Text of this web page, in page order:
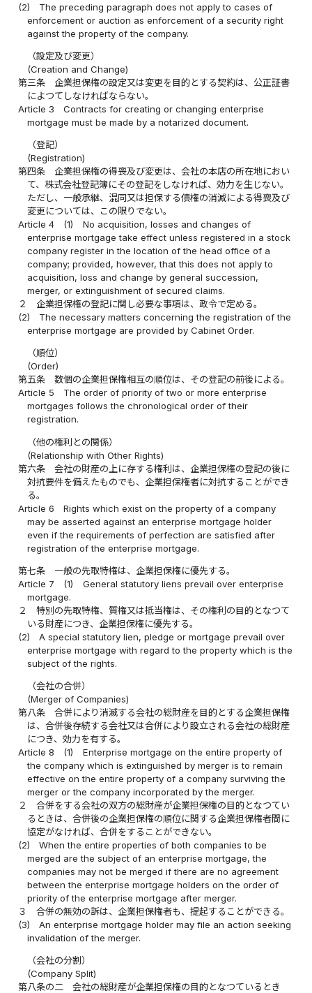
(2)
The preceding paragraph does not apply to cases of
enforcement or auction as enforcement of a security right
against the property of the company.
（設定及び変更）
(Creation and Change)
第三条
企業担保権の設定又は変更を目的とする契約は、公正証書
によつてしなければならない。
Article 3
Contracts for creating or changing enterprise
mortgage must be made by a notarized document.
（登記）
(Registration)
第四条
企業担保権の得喪及び変更は、会社の本店の所在地におい
て、株式会社登記簿にその登記をしなければ、効力を生じない。
ただし、一般承継、混同又は担保する債権の消滅による得喪及び
変更については、この限りでない。
Article 4
(1)
No acquisition, losses and changes of
enterprise mortgage take effect unless registered in a stock
company register in the location of the head office of a
company; provided, however, that this does not apply to
acquisition, loss and change by general succession,
merger, or extinguishment of secured claims.
２
企業担保権の登記に関し必要な事項は、政令で定める。
(2)
The necessary matters concerning the registration of the
enterprise mortgage are provided by Cabinet Order.
（順位）
(Order)
第五条
数個の企業担保権相互の順位は、その登記の前後による。
Article 5
The order of priority of two or more enterprise
mortgages follows the chronological order of their
registration.
（他の権利との関係）
(Relationship with Other Rights)
第六条
会社の財産の上に存する権利は、企業担保権の登記の後に
対抗要件を備えたものでも、企業担保権者に対抗することができ
る。
Article 6
Rights which exist on the property of a company
may be asserted against an enterprise mortgage holder
even if the requirements of perfection are satisfied after
registration of the enterprise mortgage.
第七条
一般の先取特権は、企業担保権に優先する。
Article 7
(1)
General statutory liens prevail over enterprise
mortgage.
２
特別の先取特権、質権又は抵当権は、その権利の目的となつて
いる財産につき、企業担保権に優先する。
(2)
A special statutory lien, pledge or mortgage prevail over
enterprise mortgage with regard to the property which is the
subject of the rights.
（会社の合併）
(Merger of Companies)
第八条
合併により消滅する会社の総財産を目的とする企業担保権
は、合併後存続する会社又は合併により設立される会社の総財産
につき、効力を有する。
Article 8
(1)
Enterprise mortgage on the entire property of
the company which is extinguished by merger is to remain
effective on the entire property of a company surviving the
merger or the company incorporated by the merger.
２
合併をする会社の双方の総財産が企業担保権の目的となつてい
るときは、合併後の企業担保権の順位に関する企業担保権者間に
協定がなければ、合併をすることができない。
(2)
When the entire properties of both companies to be
merged are the subject of an enterprise mortgage, the
companies may not be merged if there are no agreement
between the enterprise mortgage holders on the order of
priority of the enterprise mortgage after merger.
３
合併の無効の訴は、企業担保権者も、提起することができる。
(3)
An enterprise mortgage holder may file an action seeking
invalidation of the merger.
（会社の分割）
(Company Split)
第八条の二
会社の総財産が企業担保権の目的となつているとき